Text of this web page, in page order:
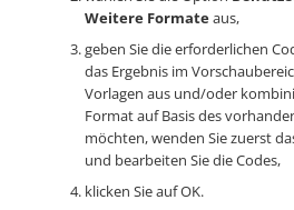
Weitere Formateaus,
geben Sie die erforderlichen
das Ergebnis im
Vorlagen aus und/oder
Format auf Basis des
möchten, wenden Sie zuerst
und bearbeiten Sie die Codes,
klicken Sie auf OK.